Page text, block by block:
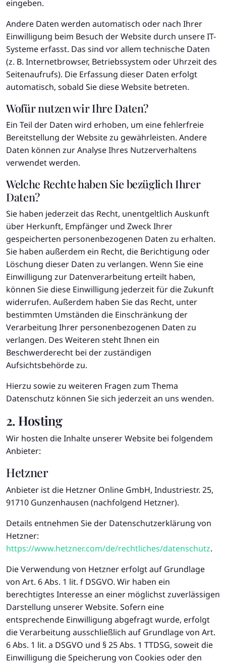
eingeben.
Andere Daten werden automatisch oder nach Ihrer
Einwilligung beim Besuch der Website durch unsere IT-
Systeme erfasst. Das sind vor allem technische Daten
(z. B. Internetbrowser, Betriebssystem oder Uhrzeit des
Seitenaufrufs). Die Erfassung dieser Daten erfolgt
automatisch, sobald Sie diese Website betreten.
Wofür nutzen wir Ihre Daten?
Ein Teil der Daten wird erhoben, um eine fehlerfreie
Bereitstellung der Website zu gewährleisten. Andere
Daten können zur Analyse Ihres Nutzerverhaltens
verwendet werden.
Welche Rechte haben Sie bezüglich Ihrer
Daten?
Sie haben jederzeit das Recht, unentgeltlich Auskunft
über Herkunft, Empfänger und Zweck Ihrer
gespeicherten personenbezogenen Daten zu erhalten.
Sie haben außerdem ein Recht, die Berichtigung oder
Löschung dieser Daten zu verlangen. Wenn Sie eine
Einwilligung zur Datenverarbeitung erteilt haben,
können Sie diese Einwilligung jederzeit für die Zukunft
widerrufen. Außerdem haben Sie das Recht, unter
bestimmten Umständen die Einschränkung der
Verarbeitung Ihrer personenbezogenen Daten zu
verlangen. Des Weiteren steht Ihnen ein
Beschwerderecht bei der zuständigen
Aufsichtsbehörde zu.
Hierzu sowie zu weiteren Fragen zum Thema
Datenschutz können Sie sich jederzeit an uns wenden.
2. Hosting
Wir hosten die Inhalte unserer Website bei folgendem
Anbieter:
Hetzner
Anbieter ist die Hetzner Online GmbH, Industriestr. 25,
91710 Gunzenhausen (nachfolgend Hetzner).
Details entnehmen Sie der Datenschutzerklärung von
Hetzner:
https://www.hetzner.com/de/rechtliches/datenschutz.
Die Verwendung von Hetzner erfolgt auf Grundlage
von Art. 6 Abs. 1 lit. f DSGVO. Wir haben ein
berechtigtes Interesse an einer möglichst zuverlässigen
Darstellung unserer Website. Sofern eine
entsprechende Einwilligung abgefragt wurde, erfolgt
die Verarbeitung ausschließlich auf Grundlage von Art.
6 Abs. 1 lit. a DSGVO und § 25 Abs. 1 TTDSG, soweit die
Einwilligung die Speicherung von Cookies oder den